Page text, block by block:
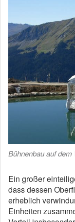
Bühnenbau auf dem
Ein großer
dass dessen
erheblich
Einheiten